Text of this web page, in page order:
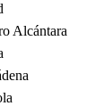
Alcántara